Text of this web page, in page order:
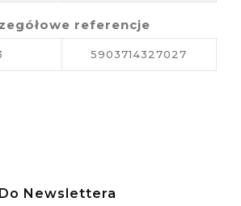
referencje
5903714327027
Newslettera